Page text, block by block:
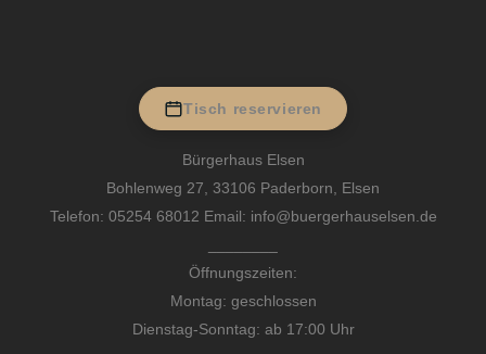
Tisch reservieren
Bürgerhaus Elsen
Bohlenweg 27, 33106 Paderborn, Elsen
Telefon: 05254 68012 Email: info@buergerhauselsen.de
Öffnungszeiten:
Montag: geschlossen
Dienstag-Sonntag: ab 17:00 Uhr